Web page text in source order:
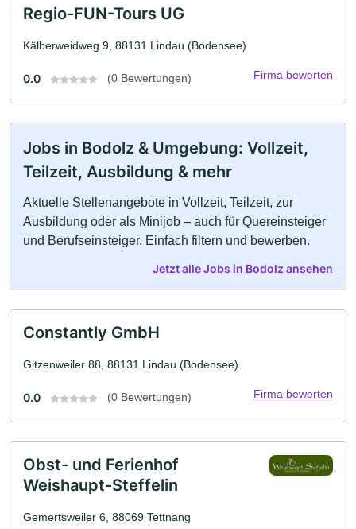
Regio-FUN-Tours UG
Kälberweidweg 9, 88131 Lindau (Bodensee)
0.0 (0 Bewertungen) Firma bewerten
Jobs in Bodolz & Umgebung: Vollzeit,
Teilzeit, Ausbildung & mehr
Aktuelle Stellenangebote in Vollzeit, Teilzeit, zur
Ausbildung oder als Minijob – auch für Quereinsteiger
und Berufseinsteiger. Einfach filtern und bewerben.
Jetzt alle Jobs in Bodolz ansehen
Constantly GmbH
Gitzenweiler 88, 88131 Lindau (Bodensee)
0.0 (0 Bewertungen) Firma bewerten
Obst- und Ferienhof
Weishaupt-Steffelin
Gemertsweiler 6, 88069 Tettnang